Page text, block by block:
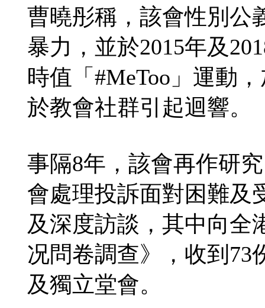
曹曉彤稱，該會性別公
暴力，並於2015年及
時值「#MeToo」運動
於教會社群引起迴響。
事隔8年，該會再作研
會處理投訴面對困難及
及深度訪談，其中向全
况問卷調查》，收到73
及獨立堂會。